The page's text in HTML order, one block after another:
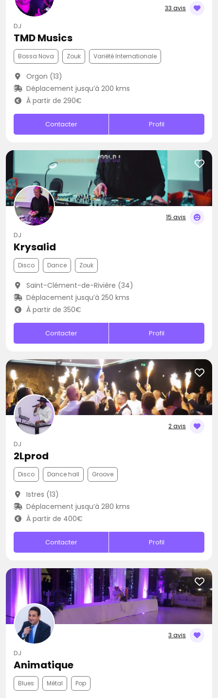
33 avis
DJ
TMD Musics
Bossa Nova Zouk Variété Internationale
Orgon (13)
Déplacement jusqu’à 200 kms
À partir de 290€
Contacter Profil
15 avis
DJ
Krysalid
Disco Dance Zouk
Saint-Clément-de-Rivière (34)
Déplacement jusqu’à 250 kms
À partir de 350€
Contacter Profil
2 avis
DJ
2Lprod
Disco Dance hall Groove
Istres (13)
Déplacement jusqu’à 280 kms
À partir de 400€
Contacter Profil
3 avis
DJ
Animatique
Blues Métal Pop